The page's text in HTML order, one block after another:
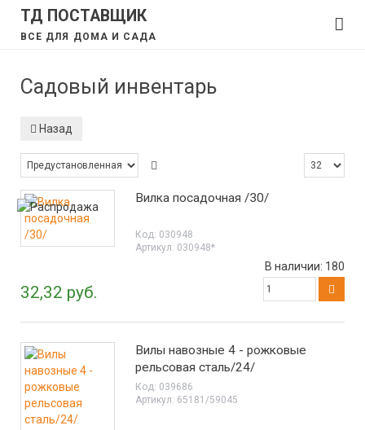
ТД ПОСТАВЩИК
ВСЕ ДЛЯ ДОМА И САДА
Садовый инвентарь
Назад
Вилка посадочная /30/
Код: 030948
Артикул: 030948*
32,32 руб.
В наличии: 180
Вилы навозные 4 - рожковые
рельсовая сталь/24/
Код: 039686
Артикул: 65181/59045